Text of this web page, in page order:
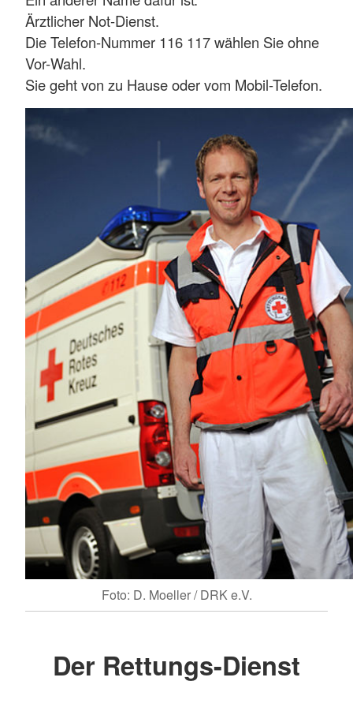
Ärztlicher Not-Dienst.
Die Telefon-Nummer 116 117 wählen Sie ohne
Vor-Wahl.
Sie geht von zu Hause oder vom Mobil-Telefon.
Foto: D. Moeller / DRK e.V.
Der Rettungs-Dienst